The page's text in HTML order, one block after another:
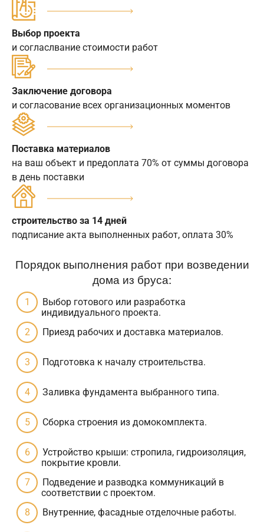
Выбор проекта
и согласлвание стоимости работ
Заключение договора
и согласование всех организационных моментов
Поставка материалов
на ваш объект и предоплата 70% от суммы договора
в день поставки
строительство за 14 дней
подписание акта выполненных работ, оплата 30%
Порядок выполнения работ при возведении
дома из бруса:
Выбор готового или разработка
индивидуального проекта.
Приезд рабочих и доставка материалов.
Подготовка к началу строительства.
Заливка фундамента выбранного типа.
Сборка строения из домокомплекта.
Устройство крыши: стропила, гидроизоляция,
покрытие кровли.
Подведение и разводка коммуникаций в
соответствии с проектом.
Внутренние, фасадные отделочные работы.